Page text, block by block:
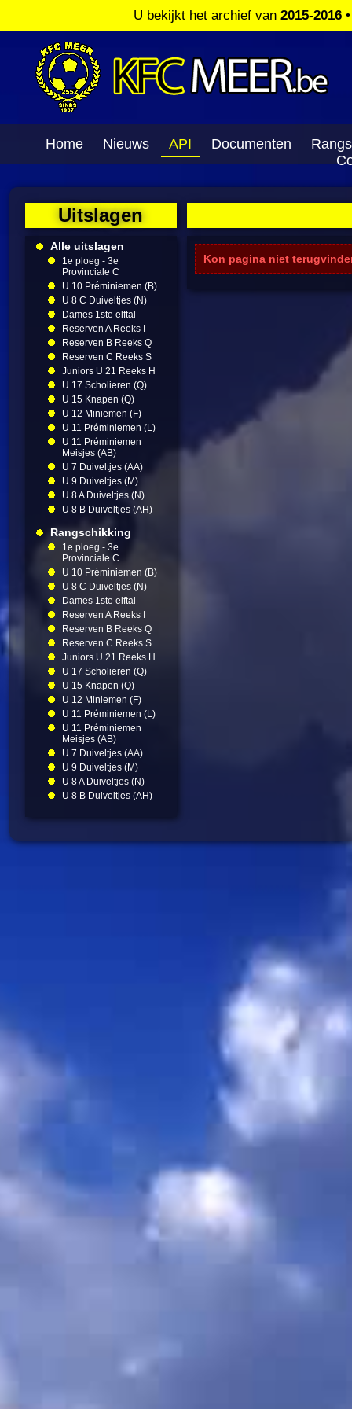
U bekijkt het archief van 2015-2016
Home Nieuws API Documenten
Uitslagen
Alle uitslagen
1e ploeg - 3e
Provinciale C
U 10 Préminiemen (B)
U 8 C Duiveltjes (N)
Dames 1ste elftal
Reserven A Reeks I
Reserven B Reeks Q
Reserven C Reeks S
Juniors U 21 Reeks H
U 17 Scholieren (Q)
U 15 Knapen (Q)
U 12 Miniemen (F)
U 11 Préminiemen (L)
U 11 Préminiemen
Meisjes (AB)
U 7 Duiveltjes (AA)
U 9 Duiveltjes (M)
U 8 A Duiveltjes (N)
U 8 B Duiveltjes (AH)
Rangschikking
1e ploeg - 3e
Provinciale C
U 10 Préminiemen (B)
U 8 C Duiveltjes (N)
Dames 1ste elftal
Reserven A Reeks I
Reserven B Reeks Q
Reserven C Reeks S
Juniors U 21 Reeks H
U 17 Scholieren (Q)
U 15 Knapen (Q)
U 12 Miniemen (F)
U 11 Préminiemen (L)
U 11 Préminiemen
Meisjes (AB)
U 7 Duiveltjes (AA)
U 9 Duiveltjes (M)
U 8 A Duiveltjes (N)
U 8 B Duiveltjes (AH)
Kon pagina niet